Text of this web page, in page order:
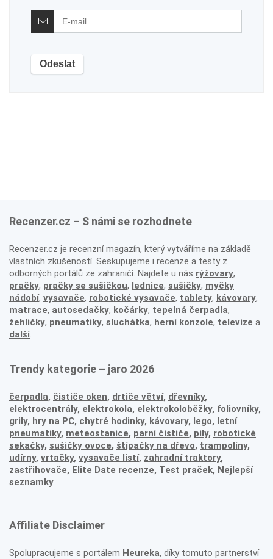
Recenzer.cz – S námi se rozhodnete
Recenzer.cz je recenzní magazín, který vytváříme na základě
vlastních zkušeností. Seskupujeme i recenze a testy z
odborných portálů ze zahraničí. Najdete u nás rýžovary,
pračky, pračky se sušičkou, lednice, sušičky, myčky
nádobí, vysavače, robotické vysavače, tablety, kávovary,
matrace, autosedačky, kočárky, tepelná čerpadla,
žehličky, pneumatiky, sluchátka, herní konzole, televize a
další.
Trendy kategorie – jaro 2026
čerpadla, čističe oken, drtiče větví, dřevníky,
elektrocentrály, elektrokola, elektrokoloběžky, foliovníky,
grily, hry na PC, chytré hodinky, kávovary, lego, letní
pneumatiky, meteostanice, parní čističe, pily, robotické
sekačky, sušičky ovoce, štípačky na dřevo, trampolíny,
udírny, vrtačky, vysavače listí, zahradní traktory,
zastřihovače, Elite Date recenze, Test praček, Nejlepší
seznamky
Affiliate Disclaimer
Spolupracujeme s portálem Heureka, díky tomuto partnerství